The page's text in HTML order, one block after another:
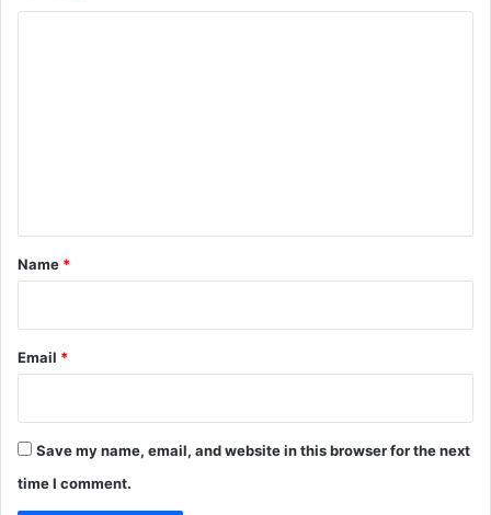
*
Name *
Email *
Save my name, email, and website in this browser for the next
time I comment.